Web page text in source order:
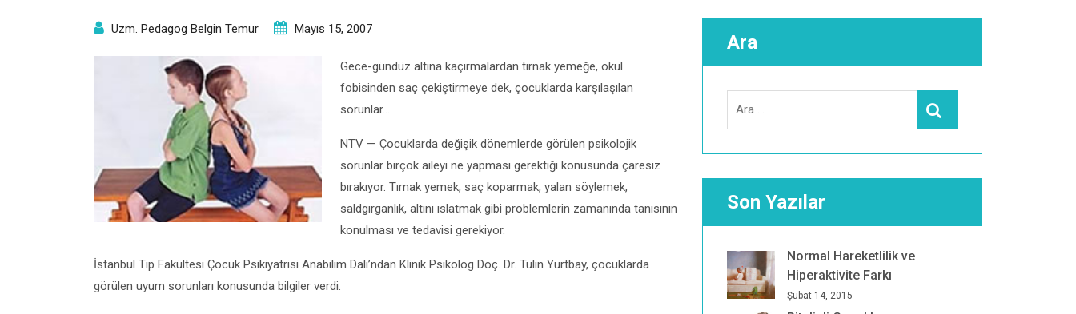
Uzm. Pedagog Belgin Temur Mayıs 15, 2007
Gece-gündüz altına kaçırmalardan tırnak yemeğe, okul
fobisinden saç çekiştirmeye dek, çocuklarda karşılaşılan
sorunlar…
NTV — Çocuklarda değişik dönemlerde görülen psikolojik
sorunlar birçok aileyi ne yapması gerektiği konusunda çaresiz
bırakıyor. Tırnak yemek, saç koparmak, yalan söylemek,
saldgırganlık, altını ıslatmak gibi problemlerin zamanında tanısının
konulması ve tedavisi gerekiyor.
İstanbul Tıp Fakültesi Çocuk Psikiyatrisi Anabilim Dalı’ndan Klinik Psikolog Doç. Dr. Tülin Yurtbay, çocuklarda
görülen uyum sorunları konusunda bilgiler verdi.
Ara
Ara
Son Yazılar
Normal Hareketlilik ve
Hiperaktivite Farkı
Şubat 14, 2015